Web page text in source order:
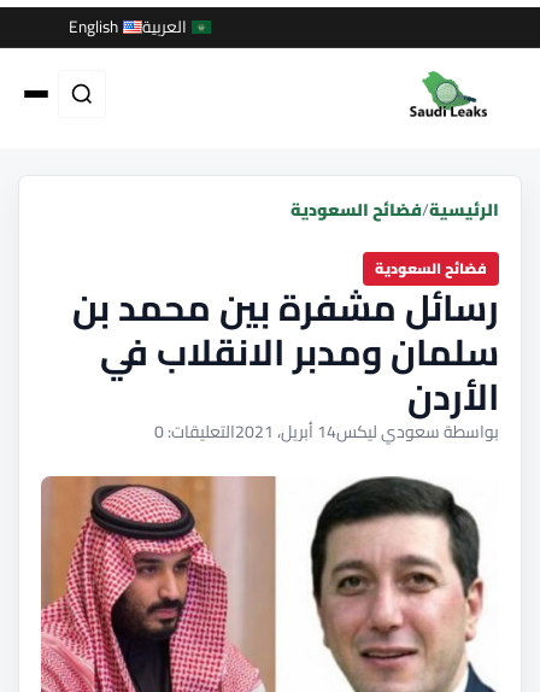
العربية English
الرئيسية/فضائح السعودية
فضائح السعودية
رسائل مشفرة بين محمد بن
سلمان ومدبر الانقلاب في
الأردن
بواسطة سعودي ليكس14 أبريل، 2021 التعليقات: 0